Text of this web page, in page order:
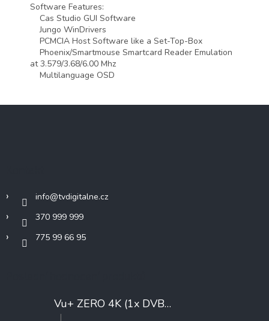
Software Features:
Cas Studio GUI Software
Jungo WinDrivers
PCMCIA Host Software like a Set-Top-Box
Phoenix/Smartmouse Smartcard Reader Emulation
at 3.579/3.68/6.00 Mhz
Multilanguage OSD
info@tvdigitalne.cz
370 999 999
775 99 66 95
Vu+ ZERO 4K (1x DVB-T2/C)
|